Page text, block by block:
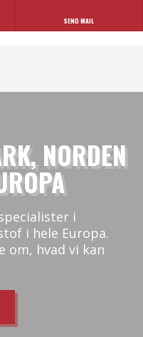
SEND MAIL
NORDEN
i
i hele Europa.
om, hvad vi kan